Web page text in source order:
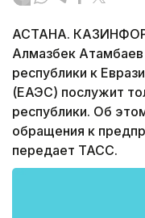
АСТАНА.
Алмазбек Атамбаев
республики к
(ЕАЭС) послужит
республики. Об
обращения к
передает ТАСС.